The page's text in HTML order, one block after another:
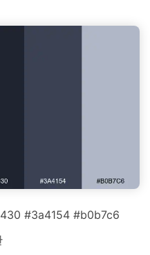
#3a4154 #b0b7c6